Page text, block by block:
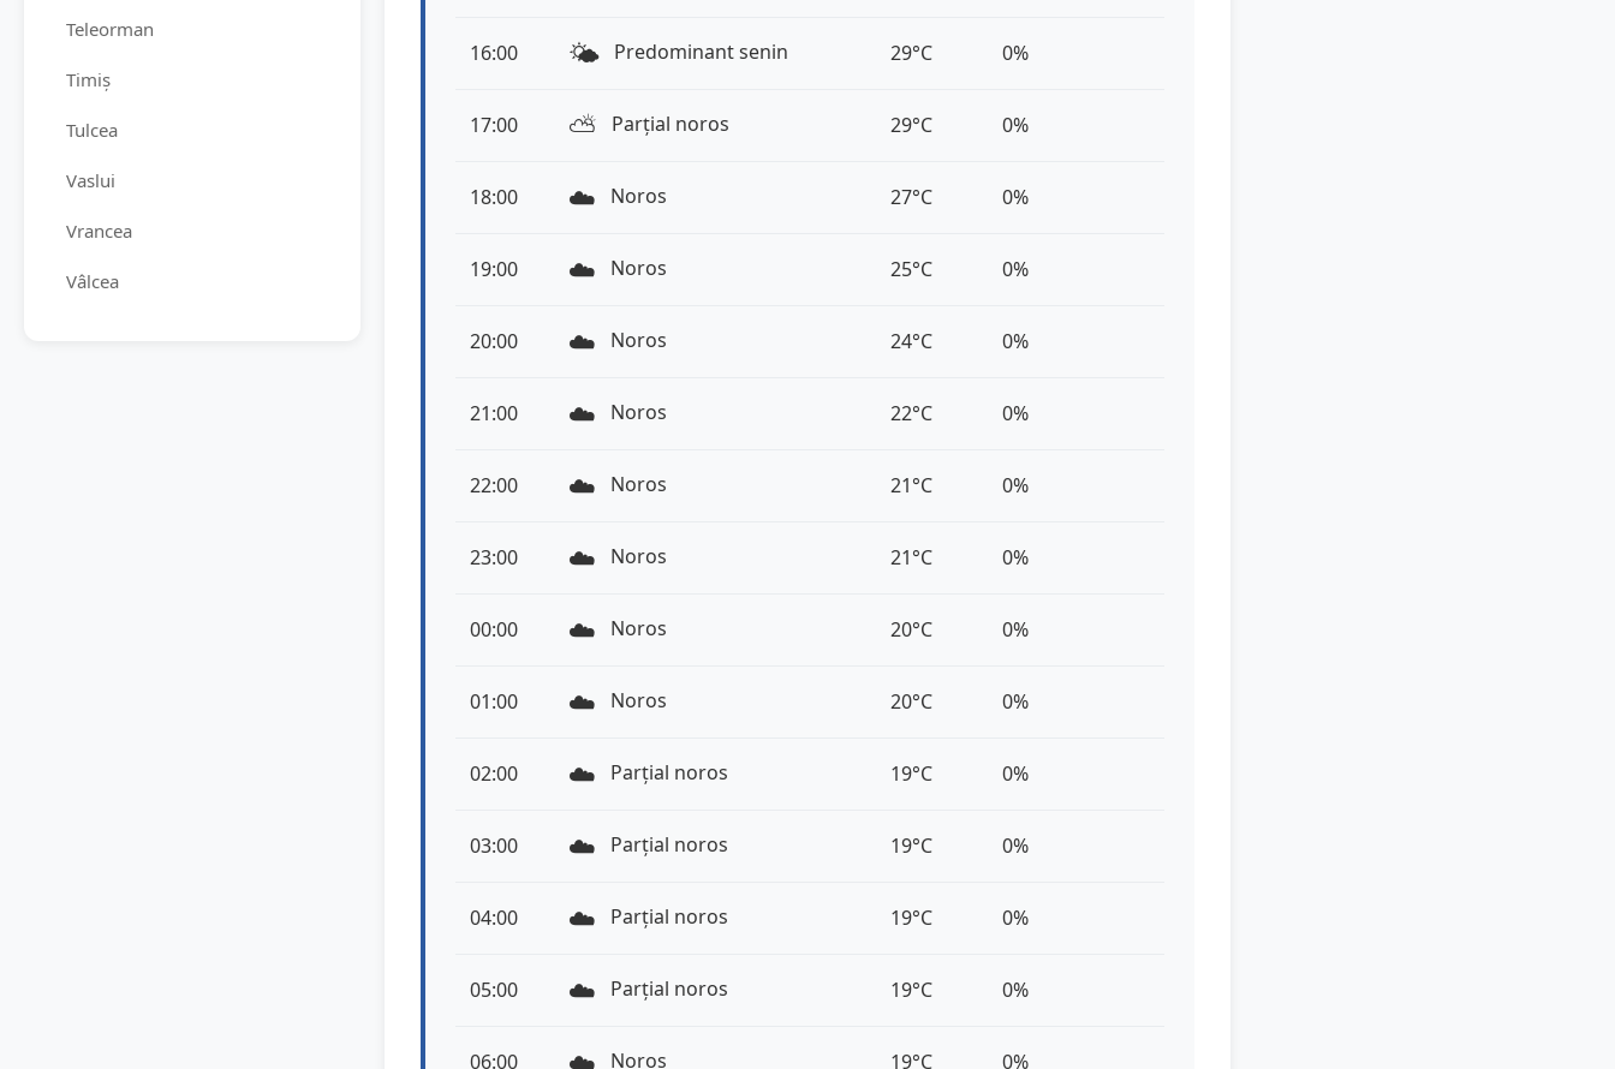
Teleorman
Timiș
Tulcea
Vaslui
Vrancea
Vâlcea
16:00 🌤️ Predominant senin 29°C 0%
17:00 ⛅️ Parțial noros 29°C 0%
18:00 ☁️ Noros 27°C 0%
19:00 ☁️ Noros 25°C 0%
20:00 ☁️ Noros 24°C 0%
21:00 ☁️ Noros 22°C 0%
22:00 ☁️ Noros 21°C 0%
23:00 ☁️ Noros 21°C 0%
00:00 ☁️ Noros 20°C 0%
01:00 ☁️ Noros 20°C 0%
02:00 ☁️ Parțial noros 19°C 0%
03:00 ☁️ Parțial noros 19°C 0%
04:00 ☁️ Parțial noros 19°C 0%
05:00 ☁️ Parțial noros 19°C 0%
06:00 ☁️ Noros 19°C 0%